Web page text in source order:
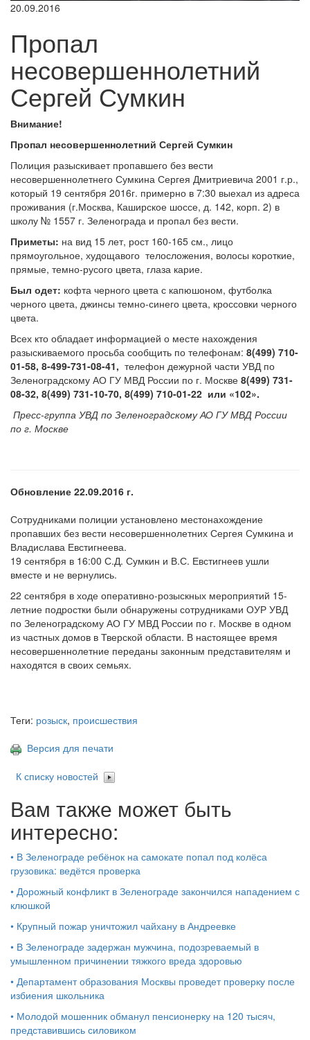
20.09.2016
Пропал
несовершеннолетний
Сергей Сумкин
Внимание!
Пропал несовершеннолетний Сергей Сумкин
Полиция разыскивает пропавшего без вести
несовершеннолетнего Сумкина Сергея Дмитриевича 2001 г.р.,
который 19 сентября 2016г. примерно в 7:30 выехал из адреса
проживания (г.Москва, Каширское шоссе, д. 142, корп. 2) в
школу № 1557 г. Зеленограда и пропал без вести.
Приметы: на вид 15 лет, рост 160-165 см., лицо
прямоугольное, худощавого телосложения, волосы короткие,
прямые, темно-русого цвета, глаза карие.
Был одет: кофта черного цвета с капюшоном, футболка
черного цвета, джинсы темно-синего цвета, кроссовки черного
цвета.
Всех кто обладает информацией о месте нахождения
разыскиваемого просьба сообщить по телефонам: 8(499) 710-
01-58, 8-499-731-08-41, телефон дежурной части УВД по
Зеленоградскому АО ГУ МВД России по г. Москве 8(499) 731-
08-32, 8(499) 731-10-70, 8(499) 710-01-22 или «102».
Пресс-группа УВД по Зеленоградскому АО ГУ МВД России
по г. Москве
Обновление 22.09.2016 г.
Сотрудниками полиции установлено местонахождение
пропавших без вести несовершеннолетних Сергея Сумкина и
Владислава Евстигнеева.
19 сентября в 16:00 С.Д. Сумкин и В.С. Евстигнеев ушли
вместе и не вернулись.
22 сентября в ходе оперативно-розыскных мероприятий 15-
летние подростки были обнаружены сотрудниками ОУР УВД
по Зеленоградскому АО ГУ МВД России по г. Москве в одном
из частных домов в Тверской области. В настоящее время
несовершеннолетние переданы законным представителям и
находятся в своих семьях.
Теги: розыск, происшествия
Версия для печати
К списку новостей
Вам также может быть
интересно:
• В Зеленограде ребёнок на самокате попал под колёса
грузовика: ведётся проверка
• Дорожный конфликт в Зеленограде закончился нападением с
клюшкой
• Крупный пожар уничтожил чайхану в Андреевке
• В Зеленограде задержан мужчина, подозреваемый в
умышленном причинении тяжкого вреда здоровью
• Департамент образования Москвы проведет проверку после
избиения школьника
• Молодой мошенник обманул пенсионерку на 120 тысяч,
представившись силовиком